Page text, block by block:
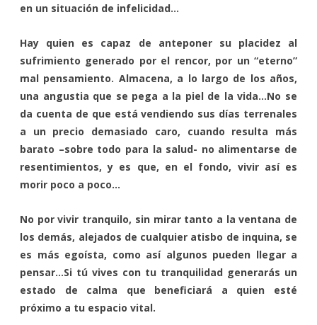
en un situación de infelicidad…
Hay quien es capaz de anteponer su placidez al
sufrimiento generado por el rencor, por un “eterno”
mal pensamiento. Almacena, a lo largo de los años,
una angustia que se pega a la piel de la vida…No se
da cuenta de que está vendiendo sus días terrenales
a un precio demasiado caro, cuando resulta más
barato –sobre todo para la salud- no alimentarse de
resentimientos, y es que, en el fondo, vivir así es
morir poco a poco…
No por vivir tranquilo, sin mirar tanto a la ventana de
los demás, alejados de cualquier atisbo de inquina, se
es más egoísta, como así algunos pueden llegar a
pensar…Si tú vives con tu tranquilidad generarás un
estado de calma que beneficiará a quien esté
próximo a tu espacio vital.